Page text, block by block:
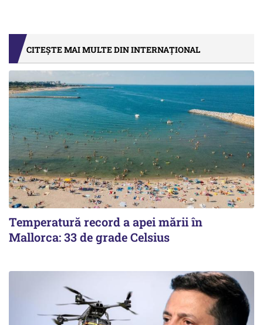
CITEȘTE MAI MULTE DIN INTERNAȚIONAL
Temperatură record a apei mării în
Mallorca: 33 de grade Celsius